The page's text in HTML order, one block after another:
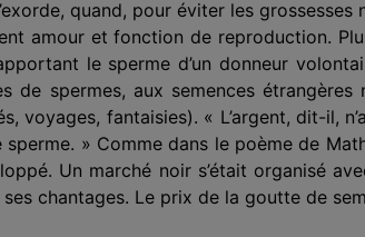
quand, pour éviter les
amour et fonction de reproduction.
le sperme d’un donneur
de spermes, aux semences
voyages, fantaisies). « L’argent, dit-il,
sperme. » Comme dans le poème de
Un marché noir s’était organisé
chantages. Le prix de la goutte de